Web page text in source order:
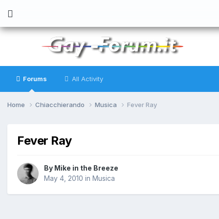
Forums All Activity
Home Chiacchierando Musica Fever Ray
Fever Ray
By Mike in the Breeze
May 4, 2010 in Musica